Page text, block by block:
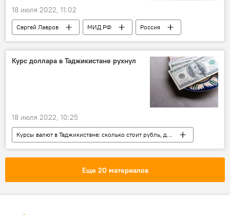
18 июля 2022, 11:02
Сергей Лавров МИД РФ
Россия
Украина
Политика
НАТО
Спецоперация России по защите Донбасса: последние новости
Курс доллара в Таджикистане рухнул
18 июля 2022, 10:25
Курсы валют в Таджикистане: сколько стоит рубль, доллар, евро
Нацбанк Таджикистана
Таджикистан
сомони
Еще 20 материалов